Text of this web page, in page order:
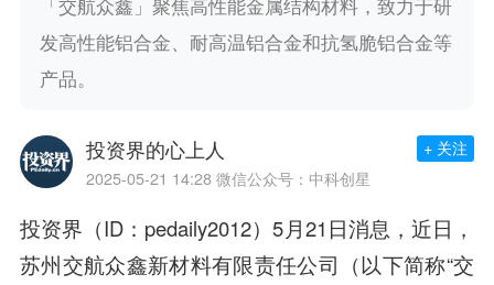
发高性能铝合金、耐高温铝合金和抗氢脆铝合金等
产品。
投资界的心上人
2025-05-21 14:28 微信公众号：中科创星
+ 关注
投资界（ID：pedaily2012）5月21日消息，近日，
苏州交航众鑫新材料有限责任公司（以下简称“交